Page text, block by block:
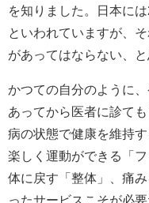
を知りました。日本に
といわれていますが、
があってはならない、と
かつての自分のように
あってから医者に診て
病の状態で健康を維持
楽しく運動ができる「
体に戻す「整体」、痛
ったサービスこそが必